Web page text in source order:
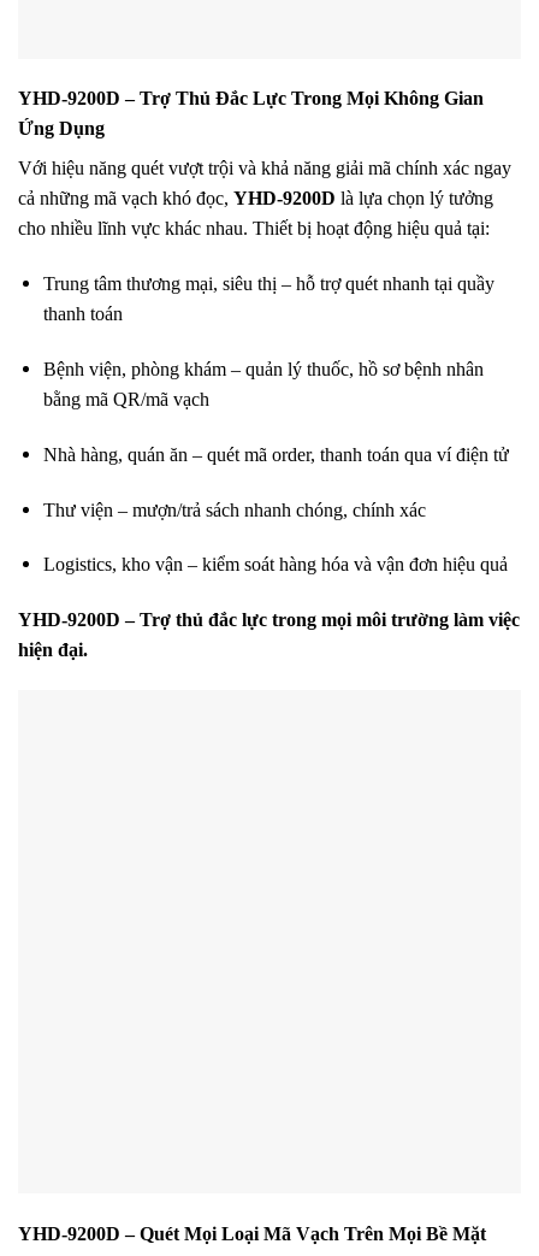
YHD-9200D – Trợ Thủ Đắc Lực Trong Mọi Không Gian
Ứng Dụng
Với hiệu năng quét vượt trội và khả năng giải mã chính xác ngay
cả những mã vạch khó đọc, YHD-9200D là lựa chọn lý tưởng
cho nhiều lĩnh vực khác nhau. Thiết bị hoạt động hiệu quả tại:
Trung tâm thương mại, siêu thị – hỗ trợ quét nhanh tại quầy
thanh toán
Bệnh viện, phòng khám – quản lý thuốc, hồ sơ bệnh nhân
bằng mã QR/mã vạch
Nhà hàng, quán ăn – quét mã order, thanh toán qua ví điện tử
Thư viện – mượn/trả sách nhanh chóng, chính xác
Logistics, kho vận – kiểm soát hàng hóa và vận đơn hiệu quả
YHD-9200D – Trợ thủ đắc lực trong mọi môi trường làm việc
hiện đại.
YHD-9200D – Quét Mọi Loại Mã Vạch Trên Mọi Bề Mặt